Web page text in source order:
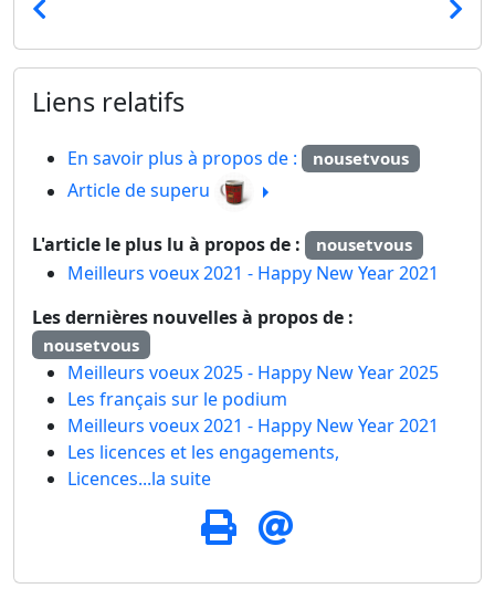
Liens relatifs
En savoir plus à propos de : nousetvous
Article de superu
L'article le plus lu à propos de : nousetvous
Meilleurs voeux 2021 - Happy New Year 2021
Les dernières nouvelles à propos de :
nousetvous
Meilleurs voeux 2025 - Happy New Year 2025
Les français sur le podium
Meilleurs voeux 2021 - Happy New Year 2021
Les licences et les engagements,
Licences...la suite